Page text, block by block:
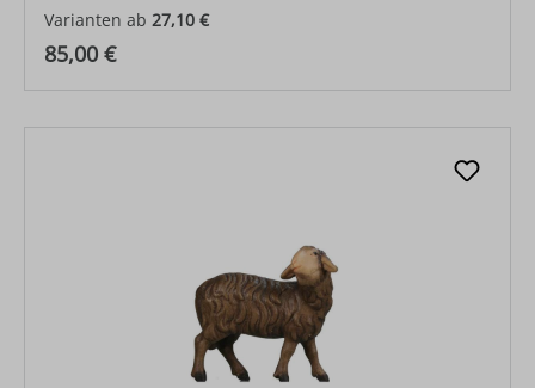
Varianten ab 27,10 €
Regulärer Preis:
85,00 €